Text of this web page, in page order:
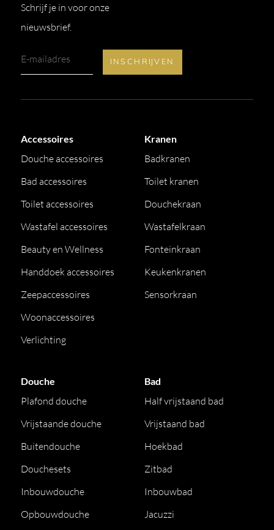
Schrijf je in voor onze
nieuwsbrief.
Accessoires
Douche accessoires
Bad accessoires
Toilet accessoires
Wastafel accessoires
Beauty en Wellness
Handdoek accessoires
Zeepaccessoires
Woonaccessoires
Verlichting
Kranen
Badkranen
Toilet kranen
Douchekraan
Wastafelkraan
Fonteinkraan
Keukenkranen
Sensorkraan
Douche
Plafond douche
Vrijstaande douche
Buitendouche
Douchesets
Inbouwdouche
Opbouwdouche
Bad
Half vrijstaand bad
Vrijstaand bad
Hoekbad
Zitbad
Inbouwbad
Jacuzzi